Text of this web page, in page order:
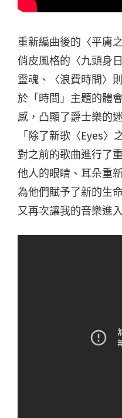
重新編曲後的〈平庸
俏皮風格的〈九頭身
靈魂、〈浪費時間〉
於「時間」主題的體
感，凸顯了爵士樂的
「除了新歌〈Eyes〉
對之前的歌曲進行了
他人的眼睛、耳朵重
為他們賦予了新的生
又再次讓我的音樂進